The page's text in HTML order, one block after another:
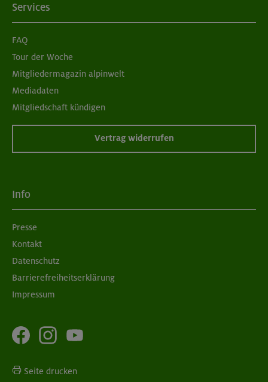
Services
FAQ
Tour der Woche
Mitgliedermagazin alpinwelt
Mediadaten
Mitgliedschaft kündigen
Vertrag widerrufen
Info
Presse
Kontakt
Datenschutz
Barrierefreiheitserklärung
Impressum
Seite drucken